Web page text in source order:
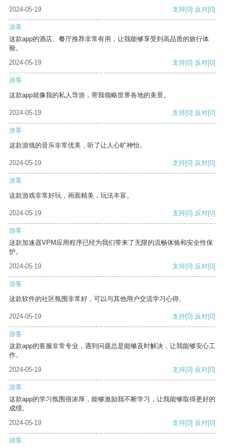
2024-05-19
支持[0] 反对[0]
游客
这款app的酒店、餐厅推荐非常有用，让我能够享受到高品质的旅行体
验。
2024-05-19
支持[0] 反对[0]
游客
这款app就像我的私人导游，带我领略世界各地的美景。
2024-05-19 支持[0] 反对[0]
游客
这款游戏的音乐非常优美，听了让人心旷神怡。
2024-05-19 支持[0] 反对[0]
游客
这款游戏非常好玩，画面精美，玩法丰富。
2024-05-19 支持[0] 反对[0]
游客
这款加速器VPM应用程序已经为我们带来了无限的流畅体验和安全性保
护。
2024-05-19
支持[0] 反对[0]
游客
这款软件的社区氛围非常好，可以与其他用户交流学习心得。
2024-05-19 支持[0] 反对[0]
游客
这款app的客服非常专业，遇到问题总是能够及时解决，让我能够安心工
作。
2024-05-19
支持[0] 反对[0]
游客
这款app的学习氛围很浓厚，能够激励我不断学习，让我能够取得更好的
成绩。
2024-05-19
支持[0] 反对[0]
游客